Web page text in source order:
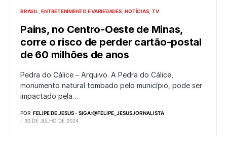
BRASIL ENTRETENIMENTO E VARIEDADES NOTÍCIAS TV
Pains, no Centro-Oeste de Minas,
corre o risco de perder cartão-postal
de 60 milhões de anos
Pedra do Cálice – Arquivo. A Pedra do Cálice,
monumento natural tombado pelo município, pode ser
impactado pela…
POR FELIPE DE JESUS - SIGA:@FELIPE_JESUSJORNALISTA
30 DE JULHO DE 2024